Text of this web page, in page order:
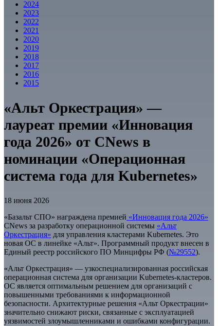
2024
2023
2022
2021
2020
2019
2018
2017
2016
2015
«Альт Оркестрация» —
лауреат премии «Инновация
года 2026» от CNews в
номинации «Операционная
система года для Kubernetes»
18 июня 2026
«Базальт СПО» награждена премией «Инновация года 2026»
CNews за разработку операционной системы «Альт
Оркестрация» для управления кластерами Kubernetes. Это
новая ОС в линейке «Альт». Программный продукт внесен в
Единый реестр российского ПО Минцифры РФ (№29552).
«Альт Оркестрация» — узкоспециализированная российская
операционная система для организации Kubernetes-кластеров.
ОС является оптимальным решением для организаций с
повышенными требованиями к информационной
безопасности. Архитектурные решения «Альт Оркестрации»
значительно снижают риски, связанные с эксплуатацией
уязвимостей злоумышленниками и ошибками конфигурации.